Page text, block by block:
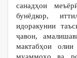
санадҳои
бунёдкор,
идоракунии
ҷавон,
мактабҳои олии